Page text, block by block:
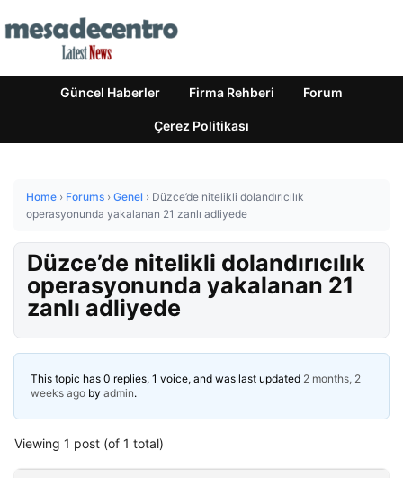
Güncel Haberler Firma Rehberi Forum
Çerez Politikası
Home › Forums › Genel › Düzce’de nitelikli dolandırıcılık
operasyonunda yakalanan 21 zanlı adliyede
Düzce’de nitelikli dolandırıcılık
operasyonunda yakalanan 21
zanlı adliyede
This topic has 0 replies, 1 voice, and was last updated 2 months, 2
weeks ago by admin.
Viewing 1 post (of 1 total)